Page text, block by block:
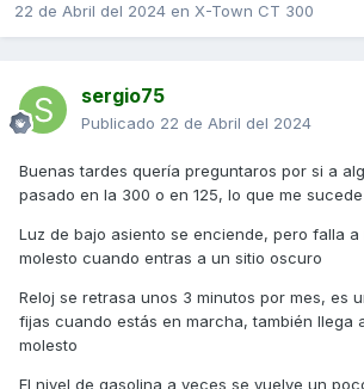
22 de Abril del 2024 en X-Town CT 300
sergio75
Publicado 22 de Abril del 2024
Buenas tardes quería preguntaros por si a
pasado en la 300 o en 125, lo que me
Luz de bajo asiento se enciende, pero falla a
molesto cuando entras a un sitio oscuro
Reloj se retrasa unos 3 minutos por mes, es
fijas cuando estás en marcha, también llega
molesto
El nivel de gasolina a veces se vuelve un